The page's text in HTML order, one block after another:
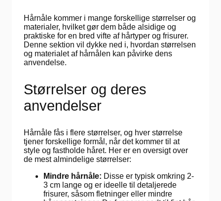
Hårnåle kommer i mange forskellige størrelser og
materialer, hvilket gør dem både alsidige og
praktiske for en bred vifte af hårtyper og frisurer.
Denne sektion vil dykke ned i, hvordan størrelsen
og materialet af hårnålen kan påvirke dens
anvendelse.
Størrelser og deres
anvendelser
Hårnåle fås i flere størrelser, og hver størrelse
tjener forskellige formål, når det kommer til at
style og fastholde håret. Her er en oversigt over
de mest almindelige størrelser:
Mindre hårnåle: Disse er typisk omkring 2-
3 cm lange og er ideelle til detaljerede
frisurer, såsom fletninger eller mindre